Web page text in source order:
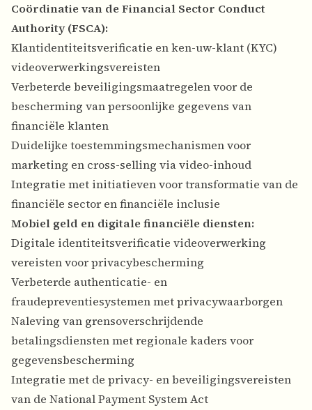
Coördinatie van de Financial Sector Conduct
Authority (FSCA):
Klantidentiteitsverificatie en ken-uw-klant (KYC)
videoverwerkingsvereisten
Verbeterde beveiligingsmaatregelen voor de
bescherming van persoonlijke gegevens van
financiële klanten
Duidelijke toestemmingsmechanismen voor
marketing en cross-selling via video-inhoud
Integratie met initiatieven voor transformatie van de
financiële sector en financiële inclusie
Mobiel geld en digitale financiële diensten:
Digitale identiteitsverificatie videoverwerking
vereisten voor privacybescherming
Verbeterde authenticatie- en
fraudepreventiesystemen met privacywaarborgen
Naleving van grensoverschrijdende
betalingsdiensten met regionale kaders voor
gegevensbescherming
Integratie met de privacy- en beveiligingsvereisten
van de National Payment System Act